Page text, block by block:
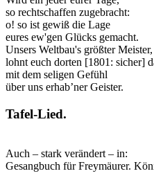
so rechtschaffen zugebracht:
o! so ist gewiß die Lage
eures ew'gen Glücks gemacht.
Unsers Weltbau's größter Meister,
lohnt euch dorten [1801: sicher]
mit dem seligen Gefühl
über uns erhab’ner Geister.
Tafel-Lied.
Auch – stark verändert – in:
Gesangbuch für Freymäurer.